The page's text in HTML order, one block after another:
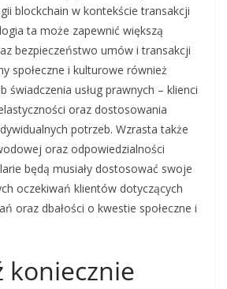
blockchain w kontekście transakcji
ta może zapewnić większą
bezpieczeństwo umów i transakcji
społeczne i kulturowe również
świadczenia usług prawnych – klienci
oraz dostosowania
potrzeb. Wzrasta także
oraz odpowiedzialności
będą musiały dostosować swoje
oczekiwań klientów dotyczących
oraz dbałości o kwestie społeczne i
koniecznie